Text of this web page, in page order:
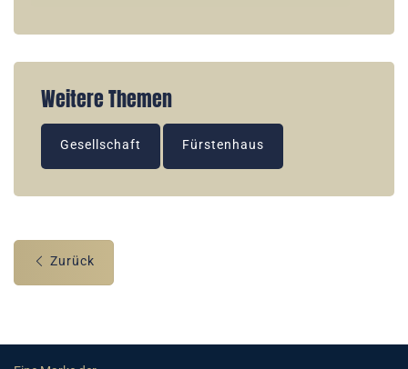
Weitere Themen
Gesellschaft Fürstenhaus
Zurück